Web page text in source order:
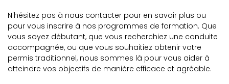
N'hésitez pas à nous contacter pour en savoir plus ou
pour vous inscrire à nos programmes de formation. Que
vous soyez débutant, que vous recherchiez une conduite
accompagnée, ou que vous souhaitiez obtenir votre
permis traditionnel, nous sommes là pour vous aider à
atteindre vos objectifs de manière efficace et agréable.